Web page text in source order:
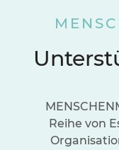
Reihe von